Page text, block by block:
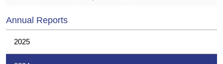
Annual Reports
2025